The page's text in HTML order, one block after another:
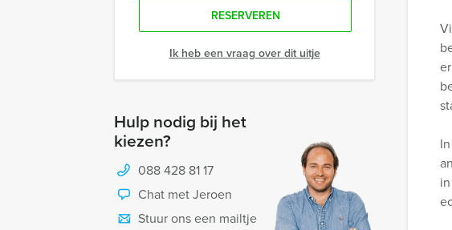
RESERVEREN
Ik heb een vraag over dit uitje
Hulp nodig bij het
kiezen?
088 428 81 17
Chat met Jeroen
Stuur ons een mailtje